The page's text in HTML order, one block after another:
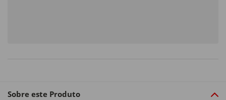
Sobre este Produto